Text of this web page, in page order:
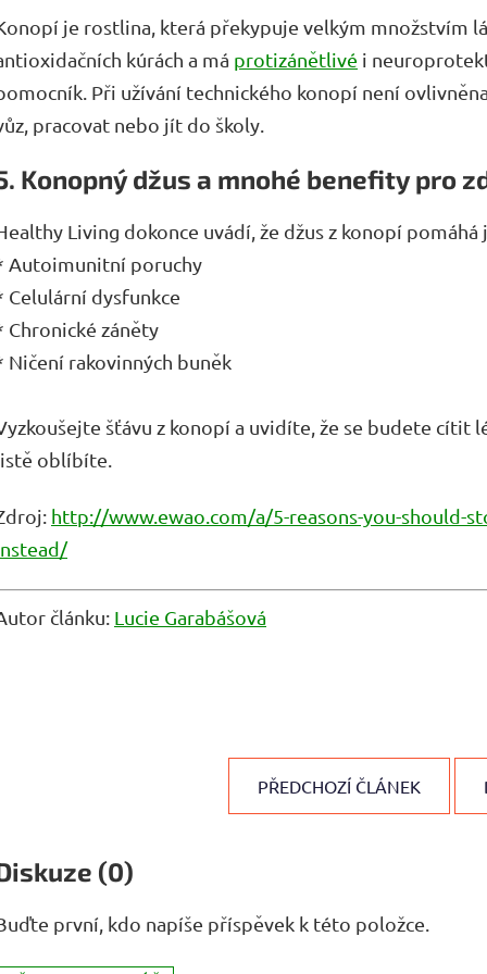
je rostlina, která překypuje velkým množstvím
kúrách a má protizánětlivé i
Při užívání technického konopí není
pracovat nebo jít do školy.
Konopný džus a mnohé benefity pro
Living dokonce uvádí, že džus z konopí
Autoimunitní poruchy
Celulární dysfunkce
Chronické záněty
Ničení rakovinných buněk
šťávu z konopí a uvidíte, že se budete cítit
oblíbíte.
http://www.ewao.com/a/5-reasons-you-should-
článku: Lucie Garabášová
PŘEDCHOZÍ ČLÁNEK
(0)
první, kdo napíše příspěvek k této položce.